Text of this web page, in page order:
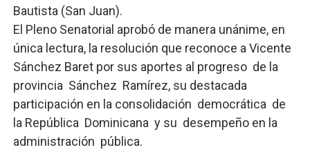
PRM escogerá este domingo su nueva cúpula
Candidato a presidente del Colegio de Notarios hace
Bautista (San Juan).
El Pleno Senatorial aprobó de manera unánime, en
única lectura, la resolución que reconoce a Vicente
Sánchez Baret por sus aportes al progreso de la
provincia Sánchez Ramírez, su destacada
participación en la consolidación democrática de
la República Dominicana y su desempeño en la
administración pública.